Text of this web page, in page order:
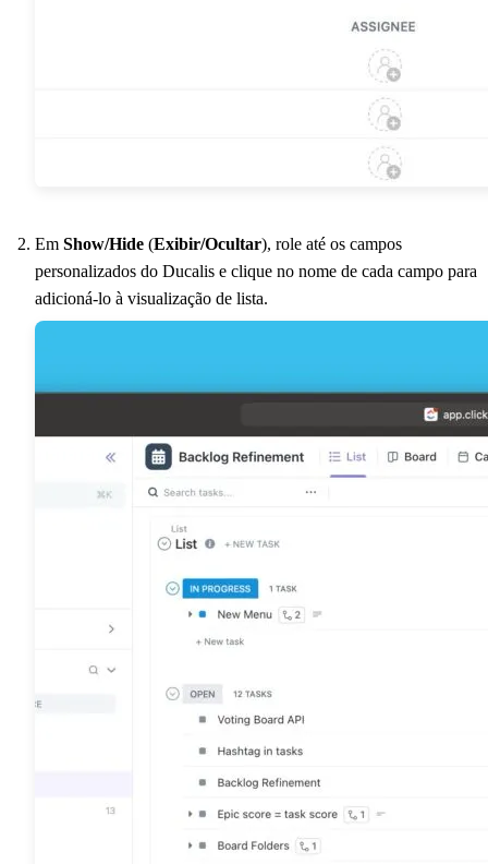
Em Show/Hide (Exibir/Ocultar), role até os campos
personalizados do Ducalis e clique no nome de cada campo para
adicioná-lo à visualização de lista.